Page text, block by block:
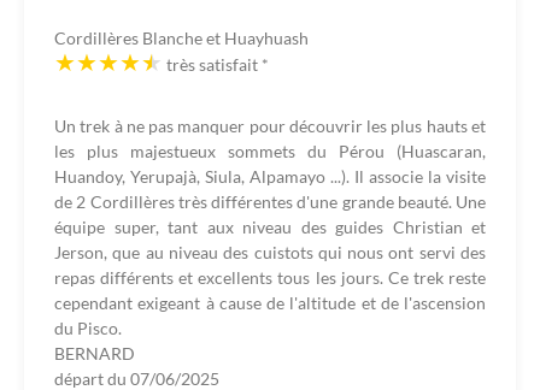
Cordillères Blanche et Huayhuash
très satisfait *
Un trek à ne pas manquer pour découvrir les plus hauts et
les plus majestueux sommets du Pérou (Huascaran,
Huandoy, Yerupajà, Siula, Alpamayo ...). Il associe la visite
de 2 Cordillères très différentes d'une grande beauté. Une
équipe super, tant aux niveau des guides Christian et
Jerson, que au niveau des cuistots qui nous ont servi des
repas différents et excellents tous les jours. Ce trek reste
cependant exigeant à cause de l'altitude et de l'ascension
du Pisco.
BERNARD
départ du 07/06/2025